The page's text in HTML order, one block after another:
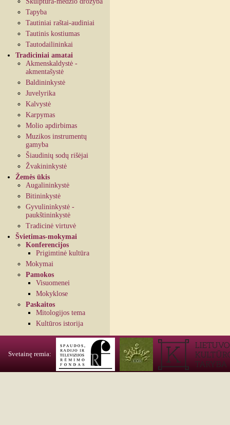
Tapyba
Tautiniai raštai-audiniai
Tautinis kostiumas
Tautodailininkai
Tradiciniai amatai
Akmenskaldystė -
akmentašystė
Baldininkystė
Juvelyrika
Kalvystė
Karpymas
Molio apdirbimas
Muzikos instrumentų
gamyba
Šiaudinių sodų rišėjai
Žvakininkystė
Žemės ūkis
Augalininkystė
Bitininkystė
Gyvulininkystė -
paukštininkystė
Tradicinė virtuvė
Švietimas-mokymai
Konferencijos
Prigimtinė kultūra
Mokymai
Pamokos
Visuomenei
Mokyklose
Paskaitos
Mitologijos tema
Kultūros istorija
Svetainę remia: